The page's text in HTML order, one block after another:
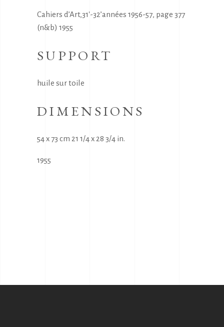
Cahiers d’Art,31′-32’années 1956-57, page 377
(n&b) 1955
SUPPORT
huile sur toile
DIMENSIONS
54 x 73 cm 21 1/4 x 28 3/4 in.
1955